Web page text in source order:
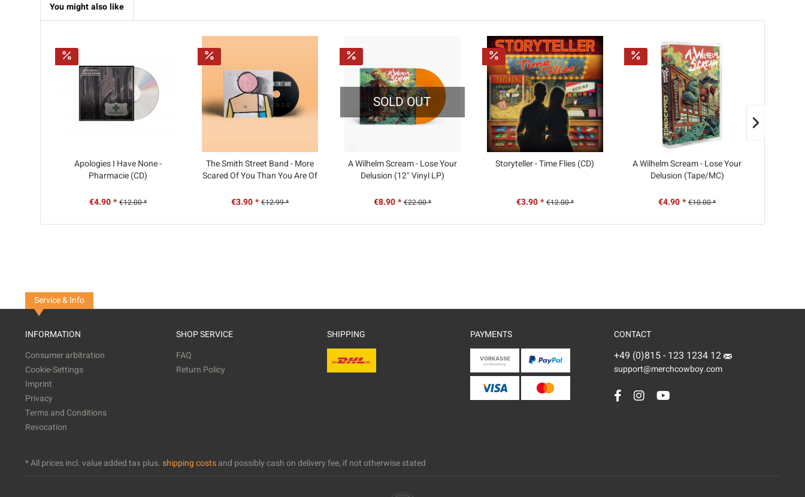
You might also like
Apologies I Have None -
Pharmacie (CD)
€4.90 * €12.00 *
The Smith Street Band - More
Scared Of You Than You Are Of
€3.90 * €12.99 *
SOLD OUT
A Wilhelm Scream - Lose Your
Delusion (12" Vinyl LP)
€8.90 * €22.00 *
Storyteller - Time Flies (CD)
€3.90 * €12.00 *
A Wilhelm Scream - Lose Your
Delusion (Tape/MC)
€4.90 * €10.00 *
Service & Info
INFORMATION
Consumer arbitration
Cookie-Settings
Imprint
Privacy
Terms and Conditions
Revocation
SHOP SERVICE
FAQ
Return Policy
SHIPPING PAYMENTS CONTACT
+49 (0)815 - 123 1234 12
support@merchcowboy.com
* All prices incl. value added tax plus.shipping costsand possibly cash on delivery fee, if not otherwise stated